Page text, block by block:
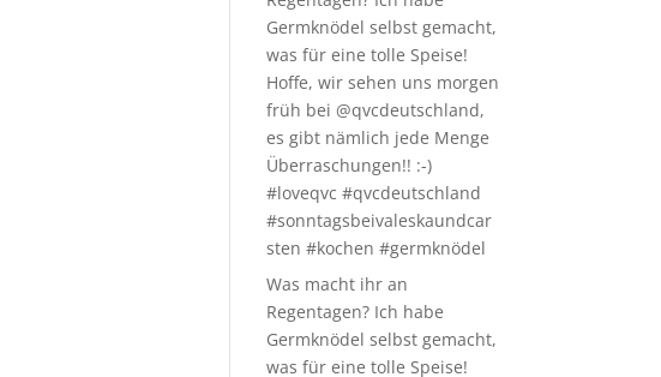
Germknödel selbst gemacht,
was für eine tolle Speise!
Hoffe, wir sehen uns morgen
früh bei @qvcdeutschland,
es gibt nämlich jede Menge
Überraschungen!! :-)
#loveqvc #qvcdeutschland
#sonntagsbeivaleskaundcar
sten #kochen #germknödel
Was macht ihr an
Regentagen? Ich habe
Germknödel selbst gemacht,
was für eine tolle Speise!